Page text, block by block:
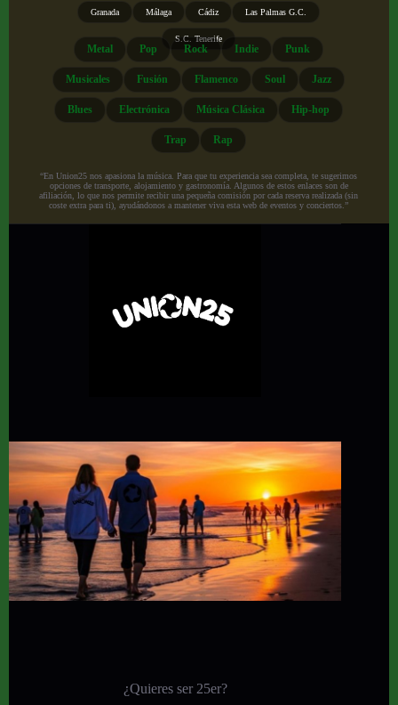
Granada Málaga Cádiz Las Palmas G.C.
S.C. Tenerife
Metal Pop Rock Indie Punk
Musicales Fusión Flamenco Soul Jazz
Blues Electrónica Música Clásica Hip-hop
Trap Rap
“En Union25 nos apasiona la música. Para que tu experiencia sea completa, te sugerimos
opciones de transporte, alojamiento y gastronomía. Algunos de estos enlaces son de
afiliación, lo que nos permite recibir una pequeña comisión por cada reserva realizada (sin
coste extra para ti), ayudándonos a mantener viva esta web de eventos y conciertos.”
¿Quieres ser 25er?